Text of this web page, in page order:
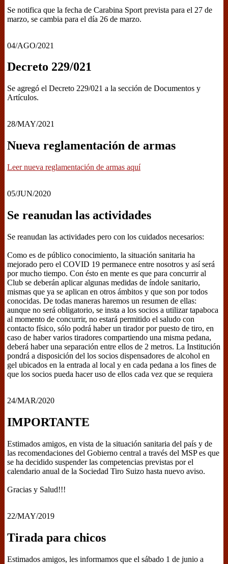
Se notifica que la fecha de Carabina Sport prevista para el 27 de
marzo, se cambia para el día 26 de marzo.
04/AGO/2021
Decreto 229/021
Se agregó el Decreto 229/021 a la sección de Documentos y
Artículos.
28/MAY/2021
Nueva reglamentación de armas
Leer nueva reglamentación de armas aquí
05/JUN/2020
Se reanudan las actividades
Se reanudan las actividades pero con los cuidados necesarios:
Como es de público conocimiento, la situación sanitaria ha
mejorado pero el COVID 19 permanece entre nosotros y así será
por mucho tiempo. Con ésto en mente es que para concurrir al
Club se deberán aplicar algunas medidas de índole sanitario,
mismas que ya se aplican en otros ámbitos y que son por todos
conocidas. De todas maneras haremos un resumen de ellas:
aunque no será obligatorio, se insta a los socios a utilizar tapaboca
al momento de concurrir, no estará permitido el saludo con
contacto físico, sólo podrá haber un tirador por puesto de tiro, en
caso de haber varios tiradores compartiendo una misma pedana,
deberá haber una separación entre ellos de 2 metros. La Institución
pondrá a disposición del los socios dispensadores de alcohol en
gel ubicados en la entrada al local y en cada pedana a los fines de
que los socios pueda hacer uso de ellos cada vez que se requiera
24/MAR/2020
IMPORTANTE
Estimados amigos, en vista de la situación sanitaria del país y de
las recomendaciones del Gobierno central a través del MSP es que
se ha decidido suspender las competencias previstas por el
calendario anual de la Sociedad Tiro Suizo hasta nuevo aviso.
Gracias y Salud!!!
22/MAY/2019
Tirada para chicos
Estimados amigos, les informamos que el sábado 1 de junio a